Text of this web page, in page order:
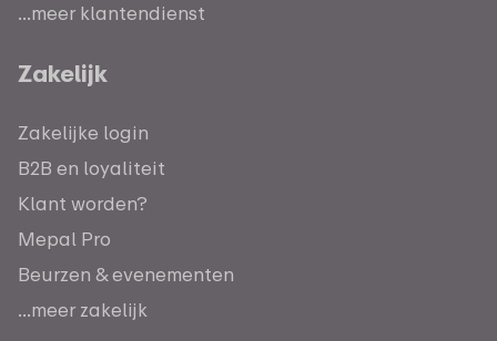
...meer klantendienst
Zakelijk
Zakelijke login
B2B en loyaliteit
Klant worden?
Mepal Pro
Beurzen & evenementen
...meer zakelijk